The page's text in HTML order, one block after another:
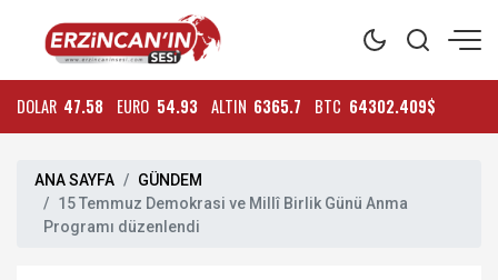
DOLAR 47.58 EURO 54.93 ALTIN 6365.7 BTC 64302.409$
ANA SAYFA
GÜNDEM
15 Temmuz Demokrasi ve Millî Birlik Günü Anma
Programı düzenlendi